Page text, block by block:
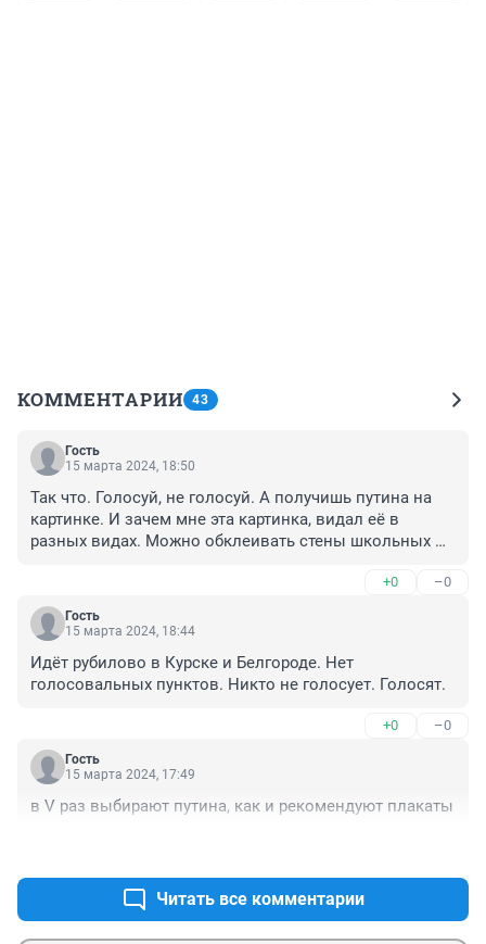
КОММЕНТАРИИ 43
Гость
15 марта 2024, 18:50
Так что. Голосуй, не голосуй. А получишь путина на
картинке. И зачем мне эта картинка, видал её в
разных видах. Можно обклеивать стены школьных
во вреия оправления естественных надобностей.
+0 –0
Гость
15 марта 2024, 18:44
Идёт рубилово в Курске и Белгороде. Нет
голосовальных пунктов. Никто не голосует. Голосят.
+0 –0
Гость
15 марта 2024, 17:49
в V раз выбирают путина, как и рекомендуют плакаты
Читать все комментарии